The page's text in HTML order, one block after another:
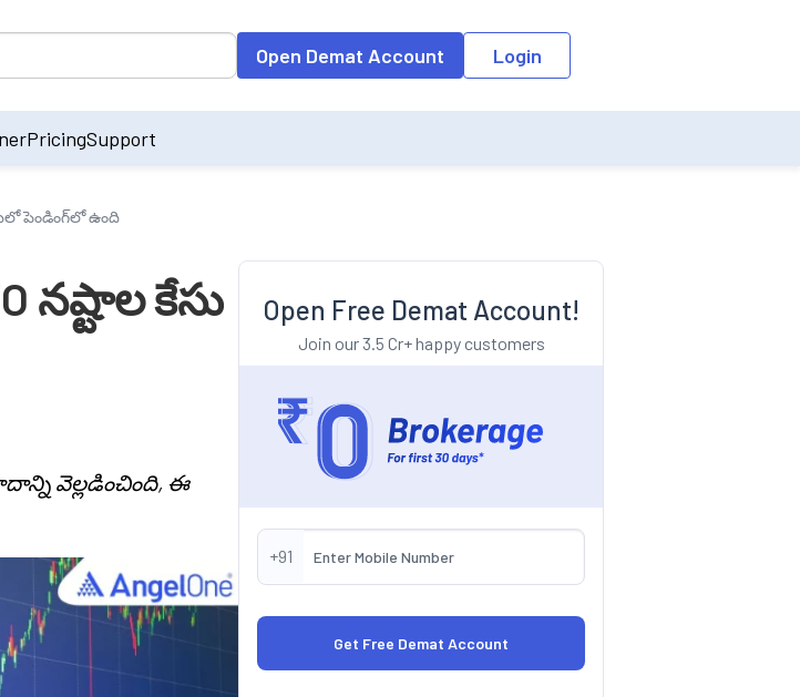
the input field. On entering data into the input field, the suggestion list will be updated as per the
Open Demat Account Login
PricingSupport
పెండింగ్‌లో ఉంది
నష్టాల కేసు
వెల్లడించింది, ఈ
Open Free Demat Account!
Join our 3.5 Cr+ happy customers
+91